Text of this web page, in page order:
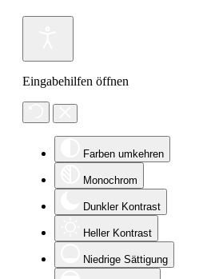
Eingabehilfen öffnen
Farben umkehren
Monochrom
Dunkler Kontrast
Heller Kontrast
Niedrige Sättigung